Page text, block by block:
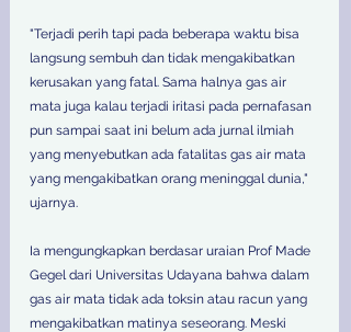
"Terjadi perih tapi pada beberapa waktu bisa
langsung sembuh dan tidak mengakibatkan
kerusakan yang fatal. Sama halnya gas air
mata juga kalau terjadi iritasi pada pernafasan
pun sampai saat ini belum ada jurnal ilmiah
yang menyebutkan ada fatalitas gas air mata
yang mengakibatkan orang meninggal dunia,"
ujarnya.
Ia mengungkapkan berdasar uraian Prof Made
Gegel dari Universitas Udayana bahwa dalam
gas air mata tidak ada toksin atau racun yang
mengakibatkan matinya seseorang. Meski